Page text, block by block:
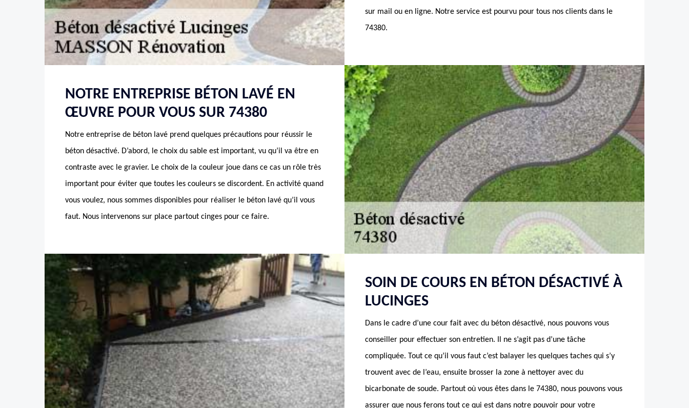
sur mail ou en ligne. Notre service est pourvu pour tous nos clients dans le
74380.
NOTRE ENTREPRISE BÉTON LAVÉ EN
ŒUVRE POUR VOUS SUR 74380
Notre entreprise de béton lavé prend quelques précautions pour réussir le
béton désactivé. D’abord, le choix du sable est important, vu qu’il va être en
contraste avec le gravier. Le choix de la couleur joue dans ce cas un rôle très
important pour éviter que toutes les couleurs se discordent. En activité quand
vous voulez, nous sommes disponibles pour réaliser le béton lavé qu’il vous
faut. Nous intervenons sur place partout cinges pour ce faire.
SOIN DE COURS EN BÉTON DÉSACTIVÉ À
LUCINGES
Dans le cadre d’une cour fait avec du béton désactivé, nous pouvons vous
conseiller pour effectuer son entretien. Il ne s’agit pas d’une tâche
compliquée. Tout ce qu’il vous faut c’est balayer les quelques taches qui s’y
trouvent avec de l’eau, ensuite brosser la zone à nettoyer avec du
bicarbonate de soude. Partout où vous êtes dans le 74380, nous pouvons vous
assurer que nous ferons tout ce qui est dans notre pouvoir pour votre